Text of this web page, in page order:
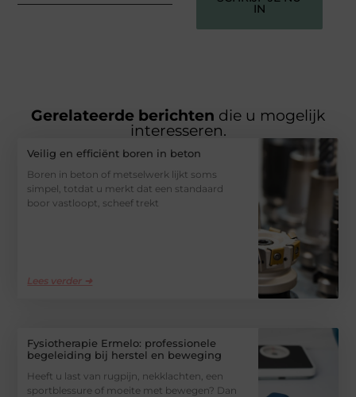
IN
Gerelateerde berichten die u mogelijk
interesseren.
Veilig en efficiënt boren in beton
Boren in beton of metselwerk lijkt soms
simpel, totdat u merkt dat een standaard
boor vastloopt, scheef trekt
Lees verder ➜
Fysiotherapie Ermelo: professionele
begeleiding bij herstel en beweging
Heeft u last van rugpijn, nekklachten, een
sportblessure of moeite met bewegen? Dan